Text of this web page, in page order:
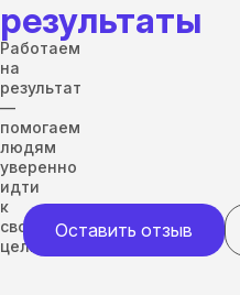
результаты
Работаем
на
результат
—
помогаем
людям
уверенно
идти
к
своим
целям
Оставить отзыв